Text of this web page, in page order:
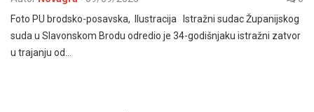
Foto PU brodsko-posavska, Ilustracija Istražni sudac Županijskog
suda u Slavonskom Brodu odredio je 34-godišnjaku istražni zatvor
u trajanju od…